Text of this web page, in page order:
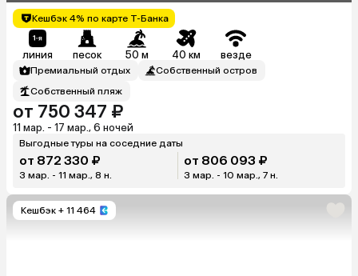
Кешбэк 4% по карте Т-Банка
линия песок 50 м 40 км везде
Премиальный отдых
Собственный остров
Собственный пляж
от 750 347 ₽
11 мар. - 17 мар., 6 ночей
Выгодные туры на соседние даты
от 872 330 ₽
3 мар. - 11 мар., 8 н.
от 806 093 ₽
3 мар. - 10 мар., 7 н.
Кешбэк + 11 464